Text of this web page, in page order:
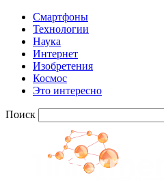
Смартфоны
Технологии
Наука
Интернет
Изобретения
Космос
Это интересно
Поиск